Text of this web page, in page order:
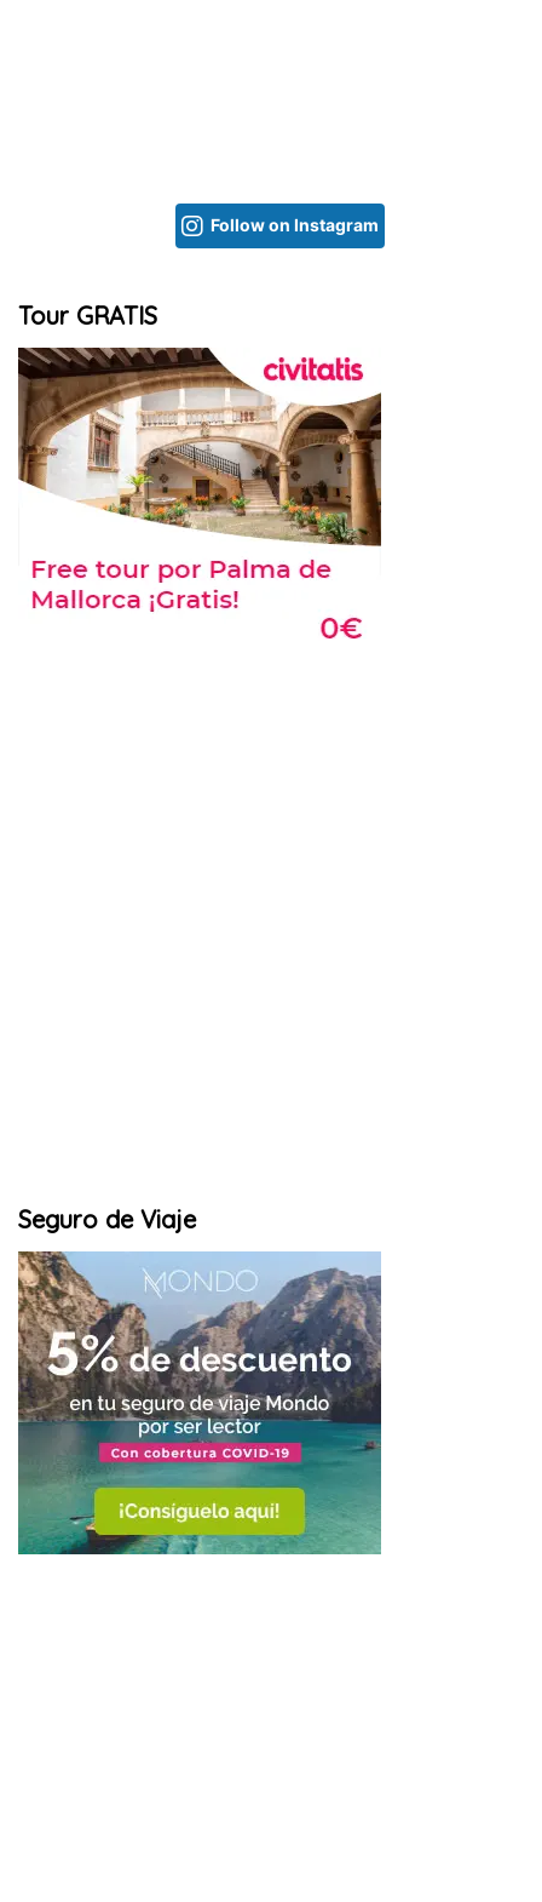
Follow on Instagram
Tour GRATIS
Seguro de Viaje